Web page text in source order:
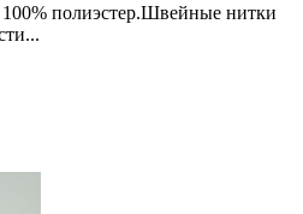
полиэстер.Швейные нитки